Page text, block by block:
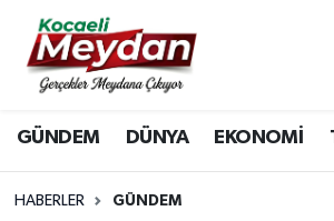
GÜNDEM DÜNYA EKONOMİ
HABERLER GÜNDEM
Nöbetçi Eczaneler
Hava Durumu
Trafik Durumu